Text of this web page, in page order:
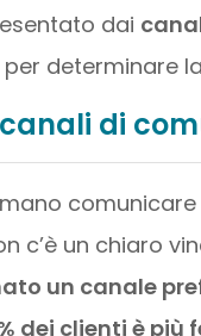
dai
per determinare
di
c’è un chiaro
un canale
dei clienti è